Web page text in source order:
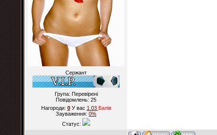
Сержант
Група: Перевірені
Повідомлень: 25
Нагороди: 0У вас 1.03 Балiв
Зауваження: 0%
Статус: